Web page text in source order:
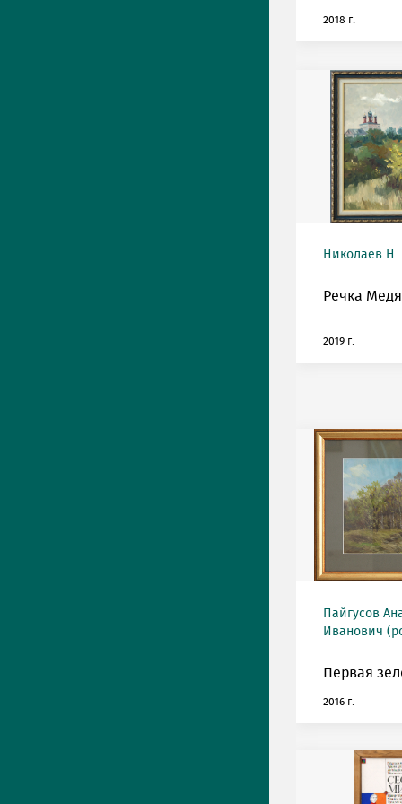
2018 г.
Николаев Н.
Речка
2019 г.
Пайгусов
Иванович
Первая
2016 г.